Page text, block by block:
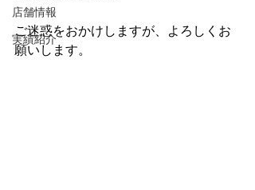
店舗情報
実績紹介
ご迷惑をおかけしますが、よろしくお
願いします。